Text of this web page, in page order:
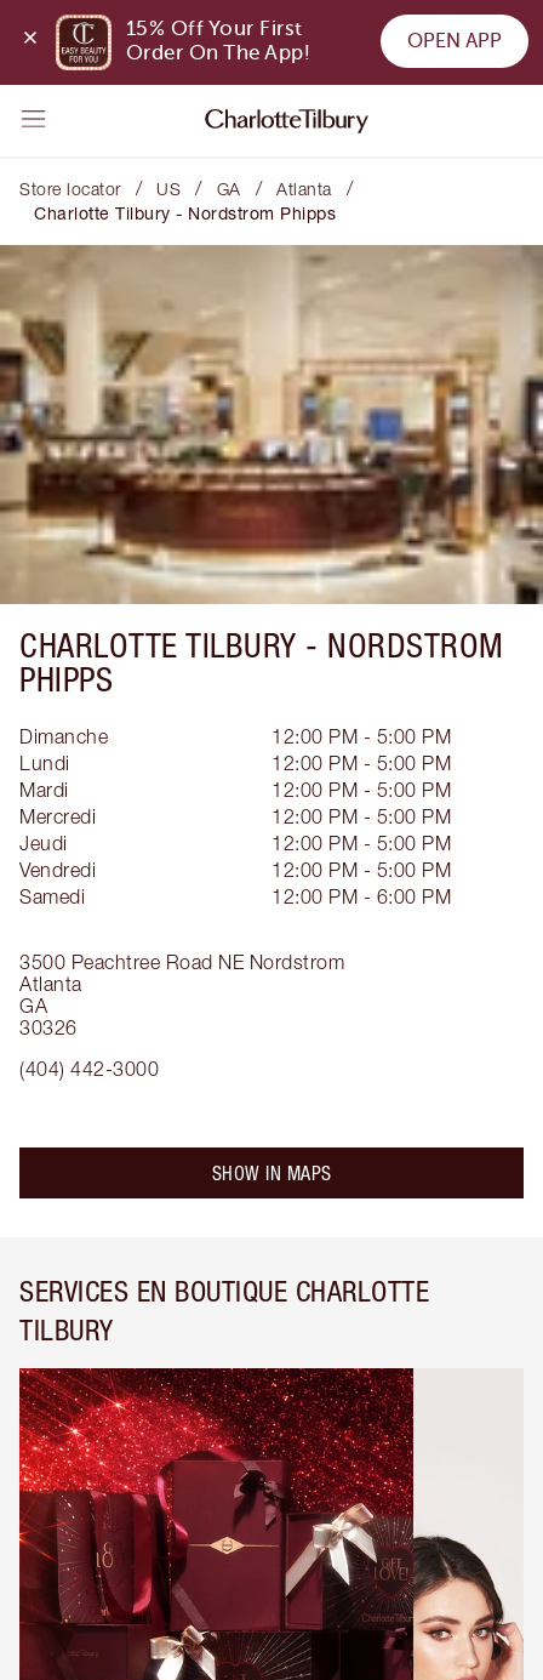
15% Off Your First
Order On The App!
OPEN APP
Store locator / US / GA / Atlanta /
Charlotte Tilbury - Nordstrom Phipps
CHARLOTTE TILBURY - NORDSTROM
PHIPPS
3500 Peachtree Road NE Nordstrom
Atlanta
GA
30326
(404) 442-3000
Dimanche
12:00 PM - 5:00 PM
Lundi
12:00 PM - 5:00 PM
Mardi
12:00 PM - 5:00 PM
Mercredi
12:00 PM - 5:00 PM
Jeudi
12:00 PM - 5:00 PM
Vendredi
12:00 PM - 5:00 PM
Samedi
12:00 PM - 6:00 PM
SHOW IN MAPS
SERVICES EN BOUTIQUE CHARLOTTE
TILBURY